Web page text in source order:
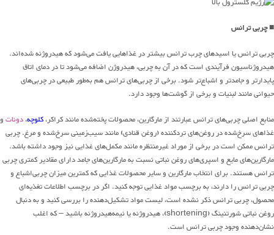
■ چربی ترانس
چربی ترانس یا اسیدهای چرب ترانس بیشتر در غذاهایی یافت می‌شود که هیدروژنه شده‌اند.
هیدروژناسیون فرآیندی است که در آن به چربی، هیدروژن اضافه می‌شود تا در دمای اتاق
پایدارتر و جامدتر و اشباع‌تر شود. برخی از چربی‌های ترانس هم به‌طور طبیعی در چربی‌های
حیوانی مانند لبنیات و برخی از گوشت‌ها وجود دارد.
منابع اصلی چربی‌های ترانس عبارتند از مارگارین، محصولات پخته‌شده مانند کراکر،کلوچه،دوناتو
غذاهای سرخ‌شده در روغن‌های تردکننده (روغن قنادی) مانند سیب‌زمینی سرخ‌شده و مرغ. چربی
ترانس ممکن است در برخی از موراد غیرمنتظره مانند مکمل‌های غذایی نیز وجود داشته باشد.
مارگارین‌های مایع و اسپری‌های روغن نباتی نسبت به مارگارین‌های جامد دارای مقادیر کمتری چربی
ترانس هستند. برای انتخاب مارگارین و سایر محصولات غذایی که کمترین میزان چربی‌اشباع و
چربی ترانس را دارند، به برچسب مواد غذایی توجه کنید. اگر در برچسب اطلاعات تغذیه‌ای
محصول، چربی ترانس ذکر نشده است، لیست مواد تشکیل‌دهنده را بررسی کنید و به دنبال
روغن نباتی شورتنینگ (shortening)، هیدروژنه یا نیمه‌هیدروژنه باشید – که اغلب
نشان‌دهنده وجود چربی ترانس است.